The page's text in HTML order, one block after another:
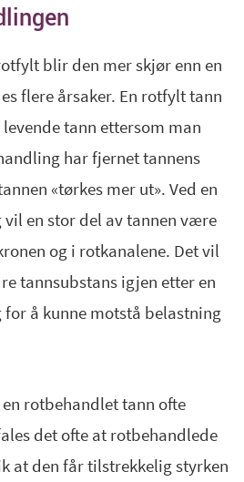
blir den mer skjør enn en
flere årsaker. En rotfylt tann
tann ettersom man
har fjernet tannens
«tørkes mer ut». Ved en
en stor del av tannen være
og i rotkanalene. Det vil
tannsubstans igjen etter en
å kunne motstå belastning
rotbehandlet tann ofte
det ofte at rotbehandlede
at den får tilstrekkelig styrken